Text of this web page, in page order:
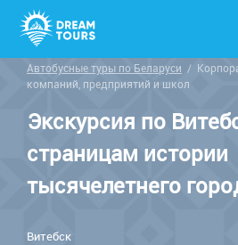
Автобусные туры по Беларуси /
компаний, предприятий и школ
Экскурсия по
страницам истории
тысячелетнего
Витебск